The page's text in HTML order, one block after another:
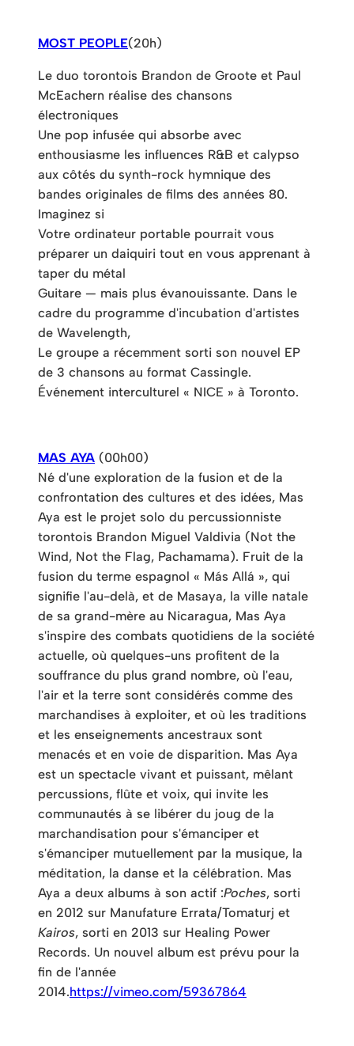
MOST PEOPLE(20h)
Le duo torontois Brandon de Groote et Paul
McEachern réalise des chansons
électroniques
Une pop infusée qui absorbe avec
enthousiasme les influences R&B et calypso
aux côtés du synth-rock hymnique des
bandes originales de films des années 80.
Imaginez si
Votre ordinateur portable pourrait vous
préparer un daiquiri tout en vous apprenant à
taper du métal
Guitare — mais plus évanouissante. Dans le
cadre du programme d'incubation d'artistes
de Wavelength,
Le groupe a récemment sorti son nouvel EP
de 3 chansons au format Cassingle.
Événement interculturel « NICE » à Toronto.
MAS AYA (00h00)
Né d'une exploration de la fusion et de la
confrontation des cultures et des idées, Mas
Aya est le projet solo du percussionniste
torontois Brandon Miguel Valdivia (Not the
Wind, Not the Flag, Pachamama). Fruit de la
fusion du terme espagnol « Más Allá », qui
signifie l'au-delà, et de Masaya, la ville natale
de sa grand-mère au Nicaragua, Mas Aya
s'inspire des combats quotidiens de la société
actuelle, où quelques-uns profitent de la
souffrance du plus grand nombre, où l'eau,
l'air et la terre sont considérés comme des
marchandises à exploiter, et où les traditions
et les enseignements ancestraux sont
menacés et en voie de disparition. Mas Aya
est un spectacle vivant et puissant, mêlant
percussions, flûte et voix, qui invite les
communautés à se libérer du joug de la
marchandisation pour s'émanciper et
s'émanciper mutuellement par la musique, la
méditation, la danse et la célébration. Mas
Aya a deux albums à son actif :Poches, sorti
en 2012 sur Manufature Errata/Tomaturj et
Kairos, sorti en 2013 sur Healing Power
Records. Un nouvel album est prévu pour la
fin de l'année
2014.https://vimeo.com/59367864